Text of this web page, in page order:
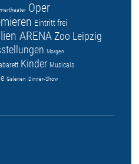
Oper
Eintritt frei
ARENAZoo Leipzig
Morgen
Kinder Musicals
Galerien Dinner-Show